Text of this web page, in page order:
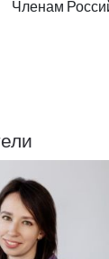
Членам